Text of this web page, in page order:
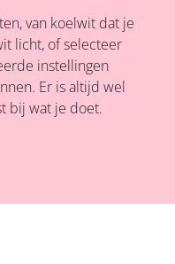
van koelwit dat je
licht, of selecteer
instellingen
Er is altijd wel
bij wat je doet.